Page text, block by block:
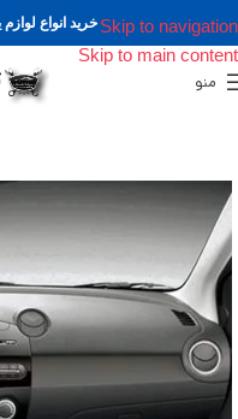
Skip to navigation
Skip to main content
خرید انواع
منو